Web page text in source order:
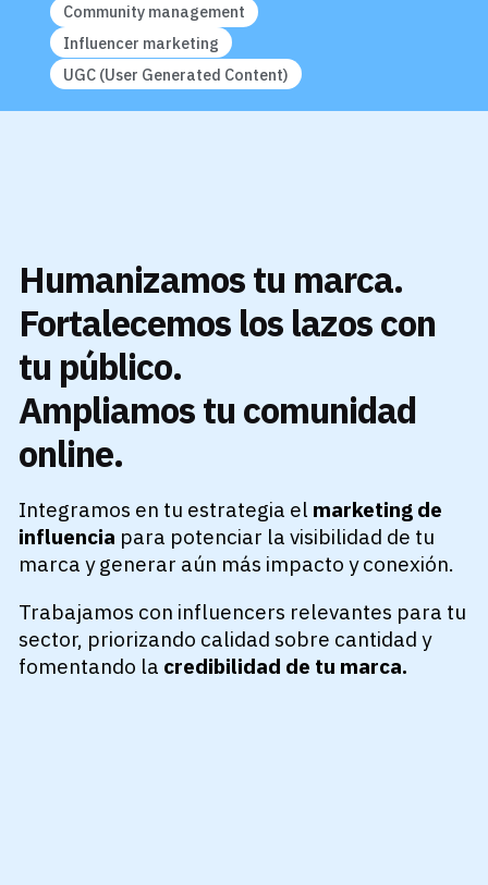
Community management
Influencer marketing
UGC (User Generated Content)
Humanizamos tu marca.
Fortalecemos los lazos con
tu público.
Ampliamos tu comunidad
online.
Integramos en tu estrategia el marketing de
influencia para potenciar la visibilidad de tu
marca y generar aún más impacto y conexión.
Trabajamos con influencers relevantes para tu
sector, priorizando calidad sobre cantidad y
fomentando la credibilidad de tu marca.